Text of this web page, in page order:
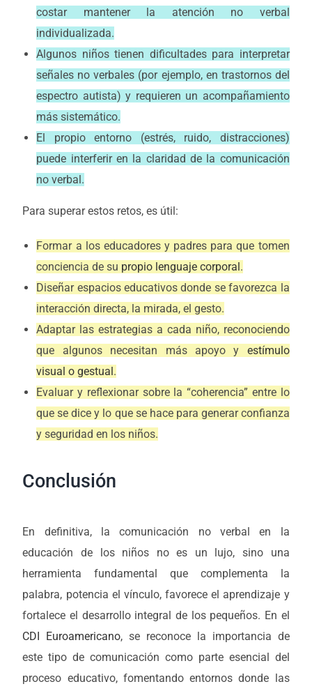
costar mantener la atención no verbal
individualizada.
Algunos niños tienen dificultades para interpretar
señales no verbales (por ejemplo, en trastornos del
espectro autista) y requieren un acompañamiento
más sistemático.
El propio entorno (estrés, ruido, distracciones)
puede interferir en la claridad de la comunicación
no verbal.
Para superar estos retos, es útil:
Formar a los educadores y padres para que tomen
conciencia de su propio lenguaje corporal.
Diseñar espacios educativos donde se favorezca la
interacción directa, la mirada, el gesto.
Adaptar las estrategias a cada niño, reconociendo
que algunos necesitan más apoyo y estímulo
visual o gestual.
Evaluar y reflexionar sobre la “coherencia” entre lo
que se dice y lo que se hace para generar confianza
y seguridad en los niños.
Conclusión
En definitiva, la comunicación no verbal en la
educación de los niños no es un lujo, sino una
herramienta fundamental que complementa la
palabra, potencia el vínculo, favorece el aprendizaje y
fortalece el desarrollo integral de los pequeños. En el
CDI Euroamericano, se reconoce la importancia de
este tipo de comunicación como parte esencial del
proceso educativo, fomentando entornos donde las